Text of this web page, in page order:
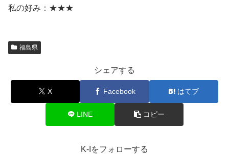
私の好み：★★★
福島県
シェアする
X Facebook はてブ
LINE コピー
K-Iをフォローする